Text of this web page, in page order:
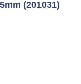
(201031)